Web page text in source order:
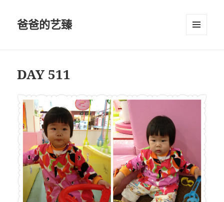
爸爸的艺臻
DAY 511